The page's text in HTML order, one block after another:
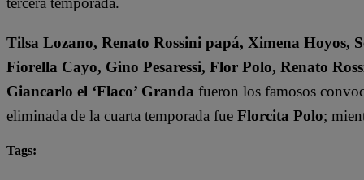
Tilsa Lozano, Renato Rossini papá, Ximena Hoyos,
Fiorella Cayo, Gino Pesaressi, Flor Polo, Renato
Giancarlo el ‘Flaco’ Granda fueron los famosos
eliminada de la cuarta temporada fue Florcita Polo;
Tags: